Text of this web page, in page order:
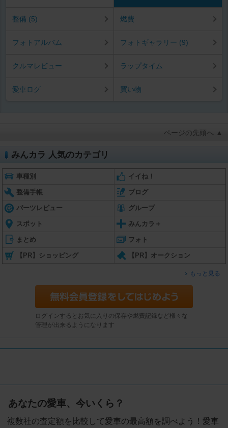
整備 (5) 燃費
フォトアルバム フォトギャラリー (9)
クルマレビュー ラップタイム
愛車ログ 買い物
ページの先頭へ ▲
みんカラ 人気のカテゴリ
車種別 イイね！
整備手帳 ブログ
パーツレビュー グループ
スポット みんカラ＋
まとめ フォト
【PR】ショッピング 【PR】オークション
もっと見る
ログインするとお気に入りの保存や燃費記録など様々な
管理が出来るようになります
あなたの愛車、今いくら？
複数社の査定額を比較して愛車の最高額を調べよう！愛車